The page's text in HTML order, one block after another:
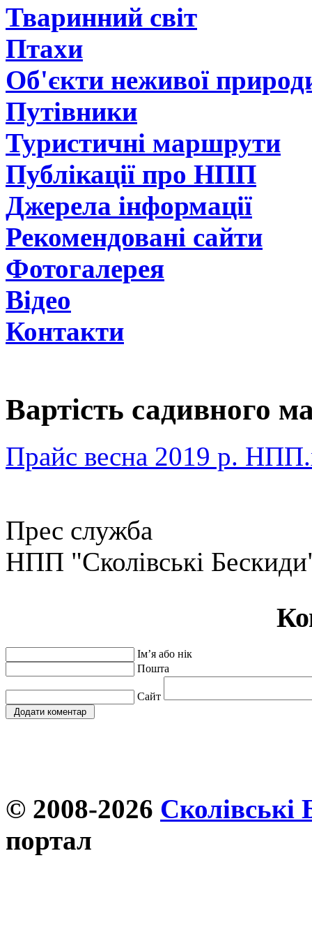
Тваринний світ
Птахи
Об'єкти неживої
Путівники
Туристичні маршрути
Публікації про НПП
Джерела інформації
Рекомендовані сайти
Фотогалерея
Відео
Контакти
Вартість садивного
Прайс весна 2019 р.
Прес служба
НПП "Сколівські
Ім’я або нік
Пошта
Сайт
© 2008-2026 Сколівські
портал